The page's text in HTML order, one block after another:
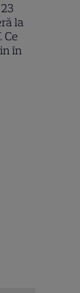
la
Ce
în